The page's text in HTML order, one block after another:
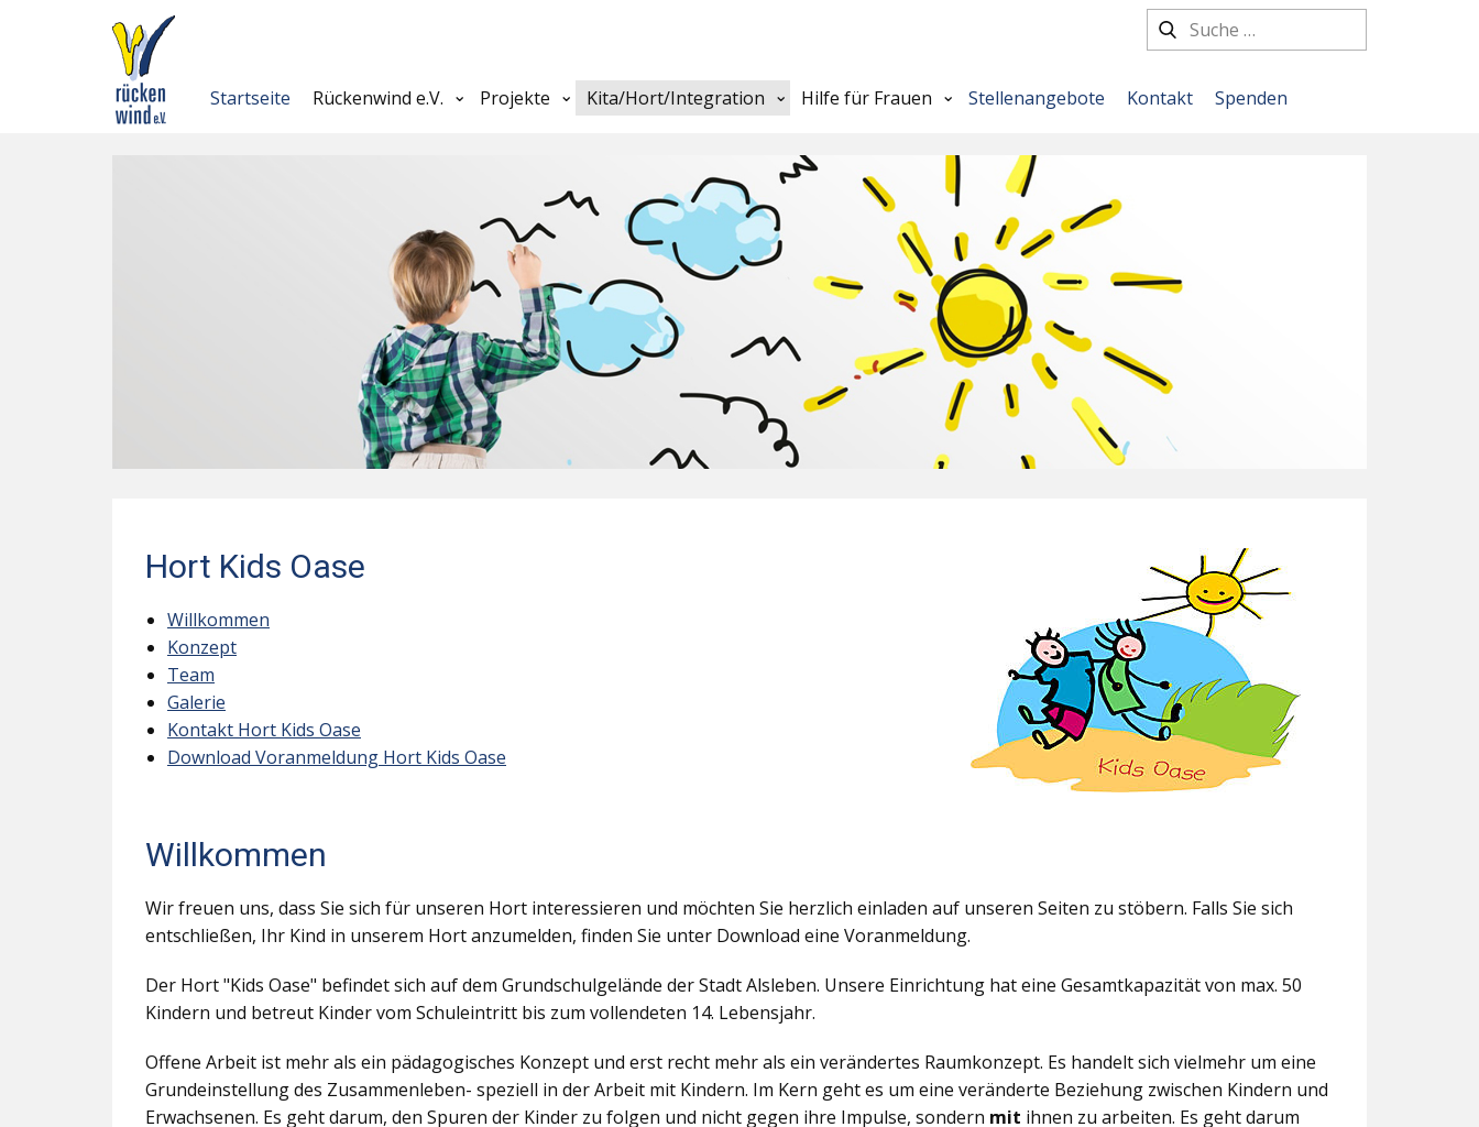
Startseite Rückenwind e.V. Projekte Kita/Hort/Integration Hilfe für Frauen Stellenangebote Kontakt Spenden
Hort Kids Oase
Willkommen
Konzept
Team
Galerie
Kontakt Hort Kids Oase
Download Voranmeldung Hort Kids Oase
Willkommen
Wir freuen uns, dass Sie sich für unseren Hort interessieren und möchten Sie herzlich einladen auf unseren Seiten zu stöbern. Falls Sie sich
entschließen, Ihr Kind in unserem Hort anzumelden, finden Sie unter Download eine Voranmeldung.
Der Hort "Kids Oase" befindet sich auf dem Grundschulgelände der Stadt Alsleben. Unsere Einrichtung hat eine Gesamtkapazität von max. 50
Kindern und betreut Kinder vom Schuleintritt bis zum vollendeten 14. Lebensjahr.
Offene Arbeit ist mehr als ein pädagogisches Konzept und erst recht mehr als ein verändertes Raumkonzept. Es handelt sich vielmehr um eine
Grundeinstellung des Zusammenleben- speziell in der Arbeit mit Kindern. Im Kern geht es um eine veränderte Beziehung zwischen Kindern und
Erwachsenen. Es geht darum, den Spuren der Kinder zu folgen und nicht gegen ihre Impulse, sondern mit ihnen zu arbeiten. Es geht darum